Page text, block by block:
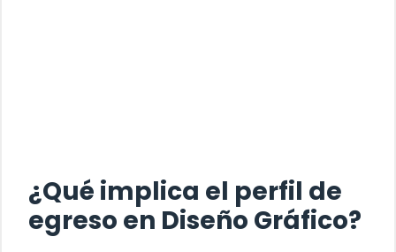
¿Qué implica el perfil de
egreso en Diseño Gráfico?